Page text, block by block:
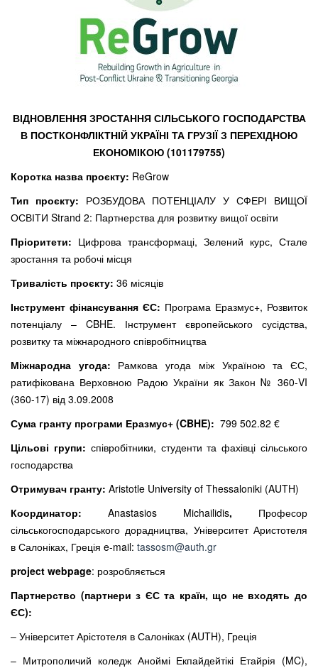
ВІДНОВЛЕННЯ ЗРОСТАННЯ СІЛЬСЬКОГО ГОСПОДАРСТВА
В ПОСТКОНФЛІКТНІЙ УКРАЇНІ ТА ГРУЗІЇ З ПЕРЕХІДНОЮ
ЕКОНОМІКОЮ (101179755)
Коротка назва проєкту: ReGrow
Тип проєкту: РОЗБУДОВА ПОТЕНЦІАЛУ У СФЕРІ ВИЩОЇ
ОСВІТИ Strand 2: Партнерства для розвитку вищої освіти
Пріоритети: Цифрова трансформаці, Зелений курс, Стале
зростання та робочі місця
Тривалість проєкту: 36 місяців
Інструмент фінансування ЄС: Програма Еразмус+, Розвиток
потенціалу – CBHE. Інструмент європейського сусідства,
розвитку та міжнародного співробітництва
Міжнародна угода: Рамкова угода між Україною та ЄС,
ратифікована Верховною Радою України як Закон № 360-VI
(360-17) від 3.09.2008
Сума гранту програми Еразмус+ (CBHE): 799 502.82 €
Цільові групи: співробітники, студенти та фахівці сільського
господарства
Отримувач гранту: Aristotle University of Thessaloniki (AUTH)
Координатор: Anastasios Michailidis, Професор
сільськогосподарського дорадництва, Університет Аристотеля
в Салоніках, Греція e-mail: tassosm@auth.gr
project webpage: розробляється
Партнерство (партнери з ЄС та країн, що не входять до
ЄС):
– Університет Арістотеля в Салоніках (AUTH), Греція
– Митрополичий коледж Аноймі Екпайдейтікі Етайрія (MC),